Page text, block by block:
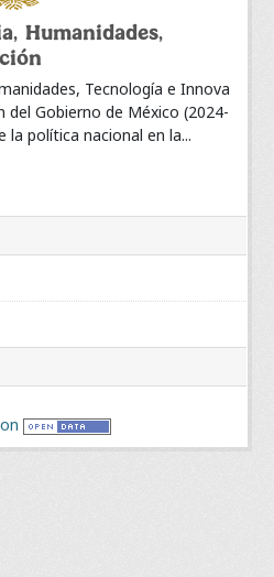
Humanidades,
Tecnología e Innova
Gobierno de México (2024-
la política nacional en la...